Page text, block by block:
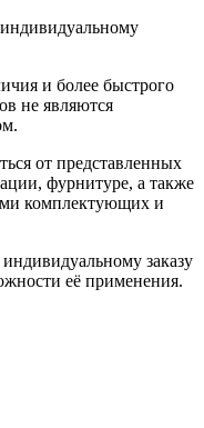
и более быстрого
не являются
от представленных
фурнитуре, а также
комплектующих и
заказу
её применения.